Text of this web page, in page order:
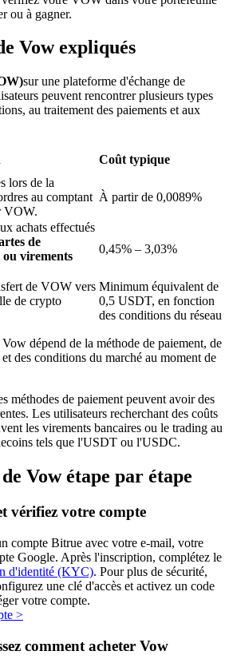
à long terme et des intérêts flexibles
ou à gagner.
Vow expliqués
sur une plateforme d'échange de
peuvent rencontrer plusieurs types
au traitement des paiements et aux
Coût typique
lors de la
au comptant
VOW.
À partir de 0,0089%
achats effectués
de
virements
0,45% – 3,03%
de VOW vers
de crypto
Minimum équivalent de
0,5 USDT, en fonction
des conditions du réseau
dépend de la méthode de paiement, de
des conditions du marché au moment de
méthodes de paiement peuvent avoir des
Les utilisateurs recherchant des coûts
les virements bancaires ou le trading au
tels que l'USDT ou l'USDC.
Vow étape par étape
vérifiez votre compte
compte Bitrue avec votre e-mail, votre
Google. Après l'inscription, complétez le
d'identité (KYC). Pour plus de sécurité,
une clé d'accès et activez un code
votre compte.
>
comment acheter Vow